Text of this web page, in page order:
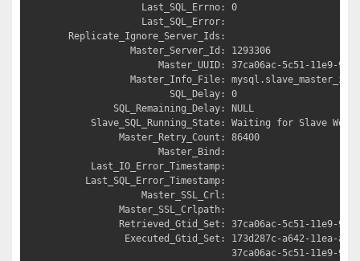
Last_SQL_Errno: 0
Last_SQL_Error:
Replicate_Ignore_Server_Ids:
Master_Server_Id: 1293306
Master_UUID: 37ca06ac-5c51-11e9-9d3b-
Master_Info_File: mysql.slave_master_info
SQL_Delay: 0
SQL_Remaining_Delay: NULL
Slave_SQL_Running_State: Waiting for Slave
Master_Retry_Count: 86400
Master_Bind:
Last_IO_Error_Timestamp:
Last_SQL_Error_Timestamp:
Master_SSL_Crl:
Master_SSL_Crlpath:
Retrieved_Gtid_Set: 37ca06ac-5c51-11e9-9d3b-
Executed_Gtid_Set: 173d287c-a642-11ea-ae79-
37ca06ac-5c51-11e9-9d3b-